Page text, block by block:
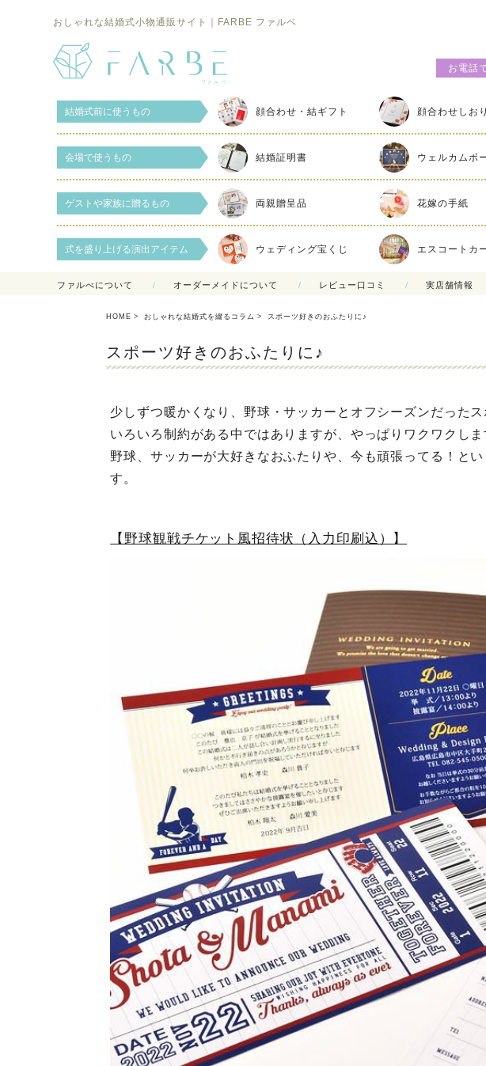
おしゃれな結婚式小物通販サイト｜FARBE ファルベ
お電話
結婚式前に使うもの 顔合わせ・結ギフト 顔合わせしおり
会場で使うもの 結婚証明書 ウェルカムボ
ゲストや家族に贈るもの 両親贈呈品 花嫁の手紙
式を盛り上げる演出アイテム ウェディング宝くじ エスコートカ
ファルべについて オーダーメイドについて レビュー口コミ 実店舗情報
HOME おしゃれな結婚式を綴るコラム スポーツ好きのおふたりに♪
スポーツ好きのおふたりに♪
少しずつ暖かくなり、野球・サッカーとオフシーズンだった
いろいろ制約がある中ではありますが、やっぱりワクワクしま
野球、サッカーが大好きなおふたりや、今も頑張ってる！と
す。
【野球観戦チケット風招待状（入力印刷込）】